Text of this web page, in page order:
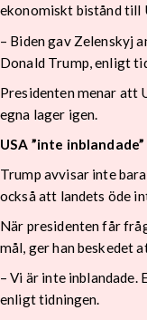
ekonomiskt bistånd till
– Biden gav Zelenskyj
Donald Trump, enligt
Presidenten menar att
egna lager igen.
USA ”inte inblandade”
Trump avvisar inte
också att landets öde
När presidenten får
mål, ger han beskedet
– Vi är inte inblandade.
enligt tidningen.